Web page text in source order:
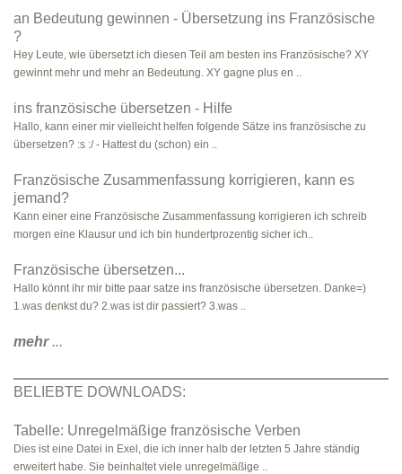
an Bedeutung gewinnen - Übersetzung ins Französische
?
Hey Leute, wie übersetzt ich diesen Teil am besten ins Französische? XY
gewinnt mehr und mehr an Bedeutung. XY gagne plus en ..
ins französische übersetzen - Hilfe
Hallo, kann einer mir vielleicht helfen folgende Sätze ins französische zu
übersetzen? :s :/ - Hattest du (schon) ein ..
Französische Zusammenfassung korrigieren, kann es
jemand?
Kann einer eine Französische Zusammenfassung korrigieren ich schreib
morgen eine Klausur und ich bin hundertprozentig sicher ich..
Französische übersetzen...
Hallo könnt ihr mir bitte paar satze ins französische übersetzen. Danke=)
1.was denkst du? 2.was ist dir passiert? 3.was ..
mehr...
BELIEBTE DOWNLOADS:
Tabelle: Unregelmäßige französische Verben
Dies ist eine Datei in Exel, die ich inner halb der letzten 5 Jahre ständig
erweitert habe. Sie beinhaltet viele unregelmäßige ..